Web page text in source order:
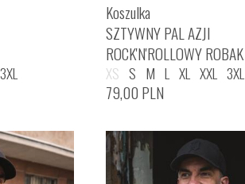
3XL
Koszulka
SZTYWNY PAL AZJI
ROCK'N'ROLLOWY ROBAK
XS S M L XL XXL 3XL
79,00 PLN